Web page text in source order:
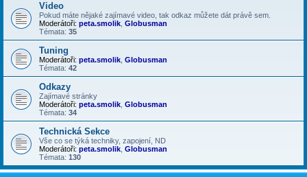
Video
Pokud máte nějaké zajímavé video, tak odkaz můžete dát právě sem.
Moderátoři: peta.smolik, Globusman
Témata: 35
Tuning
Moderátoři: peta.smolik, Globusman
Témata: 42
Odkazy
Zajímavé stránky
Moderátoři: peta.smolik, Globusman
Témata: 34
Technická Sekce
Vše co se týká techniky, zapojení, ND
Moderátoři: peta.smolik, Globusman
Témata: 130